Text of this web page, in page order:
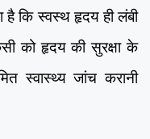
कि स्वस्थ हृदय ही लंबी
को हृदय की सुरक्षा के
स्वास्थ्य जांच करानी